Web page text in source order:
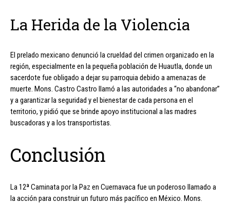
La Herida de la Violencia
El prelado mexicano denunció la crueldad del crimen organizado en la
región, especialmente en la pequeña población de Huautla, donde un
sacerdote fue obligado a dejar su parroquia debido a amenazas de
muerte. Mons. Castro Castro llamó a las autoridades a “no abandonar”
y a garantizar la seguridad y el bienestar de cada persona en el
territorio, y pidió que se brinde apoyo institucional a las madres
buscadoras y a los transportistas.
Conclusión
La 12ª Caminata por la Paz en Cuernavaca fue un poderoso llamado a
la acción para construir un futuro más pacífico en México. Mons.